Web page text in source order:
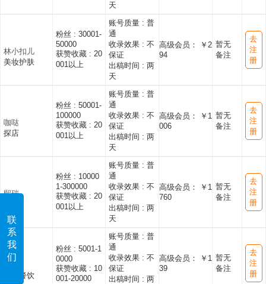
联
系
我
们
天
林小扣儿
美妆护肤
粉丝 : 30001-
50000
获赞收藏 : 20
001以上
账号质量 : 普
通
收录效果 : 不
保证
出稿时间 : 两
天
高级会员： ￥2
94
暂无
备注
去
注
册
咖哒
探店
粉丝 : 50001-
100000
获赞收藏 : 20
001以上
账号质量 : 普
通
收录效果 : 不
保证
出稿时间 : 两
天
高级会员： ￥1
006
暂无
备注
去
注
册
熙瑞
粉丝 : 10000
1-300000
获赞收藏 : 20
001以上
账号质量 : 普
通
收录效果 : 不
保证
出稿时间 : 两
天
高级会员： ￥1
760
暂无
备注
去
注
册
佑熙
美食餐饮
粉丝 : 5001-1
0000
获赞收藏 : 10
001-20000
账号质量 : 普
通
收录效果 : 不
保证
出稿时间 : 两
高级会员： ￥1
39
暂无
备注
去
注
册